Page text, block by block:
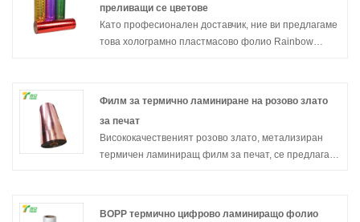
преливащи се цветове
Като професионален доставчик, ние ви предлагаме
това холограмно пластмасово фолио Rainbow
компресия и процеси на вакуумно алуминиево
покритие. В Taian разбираме, че този филм се
продава заради неговия „лъскав“ ефект. Без блясък
тя губи смисъла си. Ние не просто ви продаваме
и ослепителни, с уникални ефекти". Ако имате
Филм за термично ламиниране на розово злато
за печат
Висококачественият розово злато, метализиран
термичен ламиниращ филм за печат, се предлага
BOPP термично цифрово ламиниращо фолио